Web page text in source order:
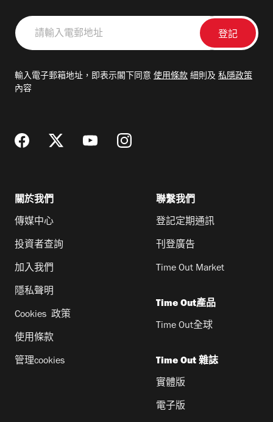
請
輸
郵
輸入電子郵箱地址，即表示閣下同意 使用條款 細則及 私隱政策
內容
關於我們
傳媒中心
投資者查詢
加入我們
隱私聲明
Cookies 政策
使用條款
管理cookies
聯繫我們
登記定期通訊
刊登廣告
Time Out Market
Time Out產品
Time Out全球
Time Out 雜誌
實體版
電子版